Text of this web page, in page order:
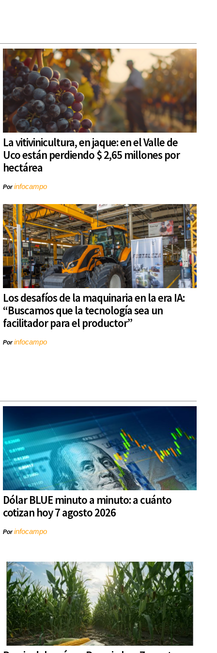
La vitivinicultura, en jaque: en el Valle de
Uco están perdiendo $ 2,65 millones por
hectárea
Porinfocampo
Los desafíos de la maquinaria en la era IA:
“Buscamos que la tecnología sea un
facilitador para el productor”
Porinfocampo
Dólar BLUE minuto a minuto: a cuánto
cotizan hoy 7 agosto 2026
Porinfocampo